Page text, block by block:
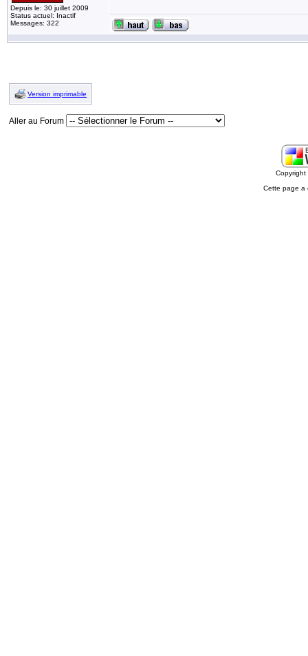
Depuis le: 30 juillet 2009
Status actuel: Inactif
Messages: 322
Version imprimable
Aller au Forum
Cette page a